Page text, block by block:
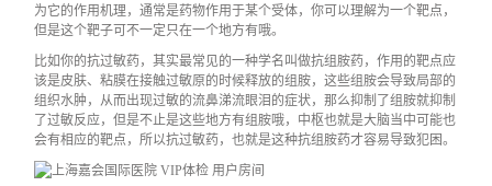
为它的作用机理，通常是药物作用于某个受体，你可以理解为一个靶点，
但是这个靶子可不一定只在一个地方有哦。
比如你的抗过敏药，其实最常见的一种学名叫做抗组胺药，作用的靶点应
该是皮肤、粘膜在接触过敏原的时候释放的组胺，这些组胺会导致局部的
组织水肿，从而出现过敏的流鼻涕流眼泪的症状，那么抑制了组胺就抑制
了过敏反应，但是不止是这些地方有组胺哦，中枢也就是大脑当中可能也
会有相应的靶点，所以抗过敏药，也就是这种抗组胺药才容易导致犯困。